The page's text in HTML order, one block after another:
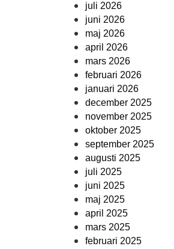
juli 2026
juni 2026
maj 2026
april 2026
mars 2026
februari 2026
januari 2026
december 2025
november 2025
oktober 2025
september 2025
augusti 2025
juli 2025
juni 2025
maj 2025
april 2025
mars 2025
februari 2025